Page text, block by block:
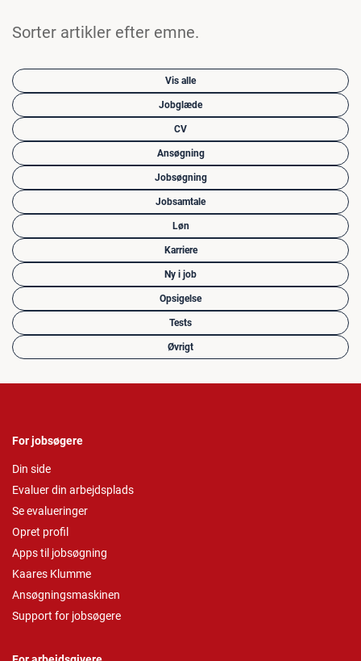
Sorter artikler efter emne.
Vis alle
Jobglæde
CV
Ansøgning
Jobsøgning
Jobsamtale
Løn
Karriere
Ny i job
Opsigelse
Tests
Øvrigt
For jobsøgere
Din side
Evaluer din arbejdsplads
Se evalueringer
Opret profil
Apps til jobsøgning
Kaares Klumme
Ansøgningsmaskinen
Support for jobsøgere